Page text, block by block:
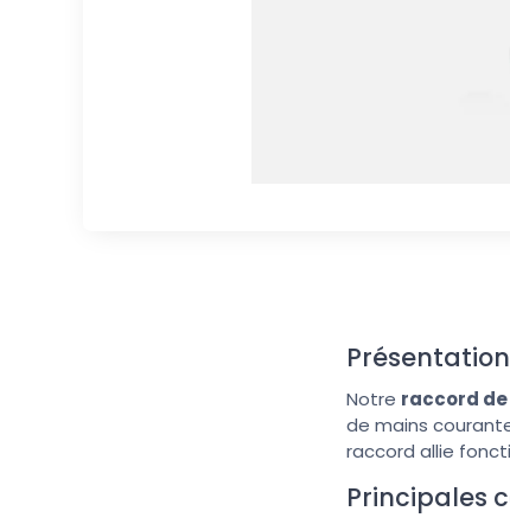
Notre raccord
de mains
raccord allie
Principales